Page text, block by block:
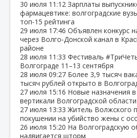
30 июля 11:12 Зарплаты
фармацевтике: волгоградские
топ‑15 рейтинга
29 июля 17:46 Объявлен конкурс
через Волго‑Донской канал в
районе
28 июля 11:33 Фестиваль
Волгограде 11–13 сентября
28 июля 09:27 Более 3,9 тысяч
тысяч рублей открыто в
27 июля 15:16 Новые назначения
вертикали Волгоградской области
27 июля 13:33 Житель Волжского
покушении на убийство жены с
26 июля 15:20 На Волгоградскую
надвигается шторм